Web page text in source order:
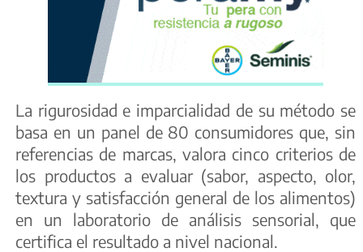
La rigurosidad e imparcialidad de su método se
basa en un panel de 80 consumidores que, sin
referencias de marcas, valora cinco criterios de
los productos a evaluar (sabor, aspecto, olor,
textura y satisfacción general de los alimentos)
en un laboratorio de análisis sensorial, que
certifica el resultado a nivel nacional.